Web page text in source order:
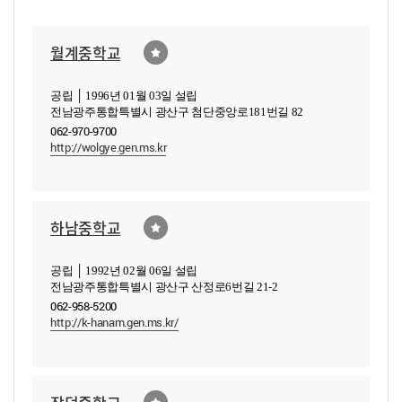
월계중학교
공립 │ 1996년 01월 03일 설립
전남광주통합특별시 광산구 첨단중앙로181번길 82
062-970-9700
http://wolgye.gen.ms.kr
하남중학교
공립 │ 1992년 02월 06일 설립
전남광주통합특별시 광산구 산정로6번길 21-2
062-958-5200
http://k-hanam.gen.ms.kr/